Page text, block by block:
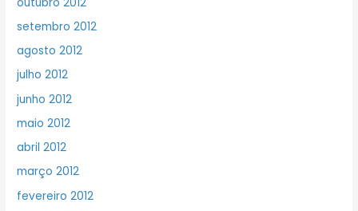
setembro 2012
agosto 2012
julho 2012
junho 2012
maio 2012
abril 2012
março 2012
fevereiro 2012